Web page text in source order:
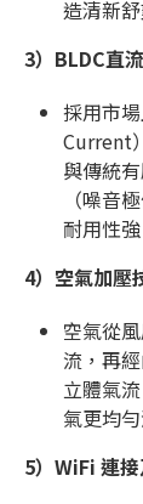
造清新
3） BLDC直
採用市
Current
與傳統
（噪音
耐用性
4） 空氣加壓
空氣從
流，再
立體氣
氣更均
5） WiFi 連